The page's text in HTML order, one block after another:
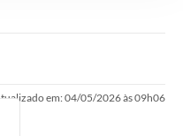
em: 04/05/2026 às 09h06